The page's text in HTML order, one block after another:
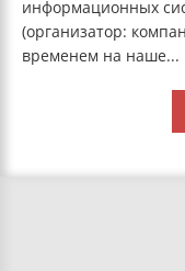
информационных
(организатор:
временем на наше...